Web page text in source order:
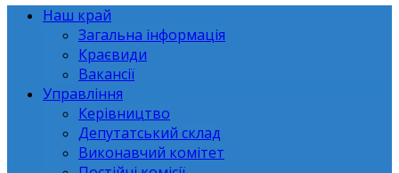
Наш край
Загальна інформація
Краєвиди
Вакансії
Управління
Керівництво
Депутатський склад
Виконавчий комітет